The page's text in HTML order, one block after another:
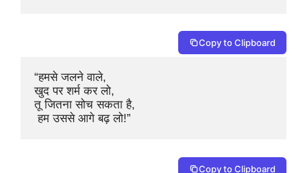
Copy to Clipboard
“हमसे जलने वाले,
खुद पर शर्म कर लो,
तू जितना सोच सकता है,
हम उससे आगे बढ़ लो!”
Copy to Clipboard